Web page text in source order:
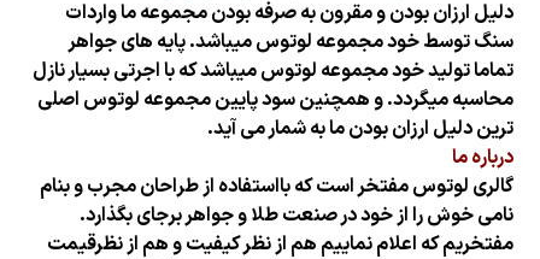
دلیل ارزان بودن و مقرون به صرفه بودن مجموعه ما واردات
سنگ توسط خود مجموعه لوتوس میباشد. پایه های جواهر
تماما تولید خود مجموعه لوتوس میباشد که با اجرتی بسیار نازل
محاسبه میگردد. و همچنین سود پایین مجموعه لوتوس اصلی
ترین دلیل ارزان بودن ما به شمار می آید.
درباره ما
گالری لوتوس مفتخر است که بااستفاده از طراحان مجرب و بنام
نامی خوش را از خود در صنعت طلا و جواهر برجای بگذارد.
مفتخریم که اعلام نماییم هم از نظر کیفیت و هم از نظرقیمت